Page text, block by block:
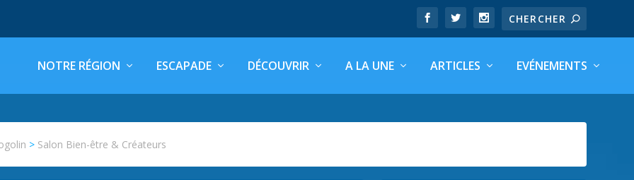
NOTRE RÉGION ESCAPADE DÉCOUVRIR A LA UNE ARTICLES EVÉNEMENTS
> Salon Bien-être & Créateurs